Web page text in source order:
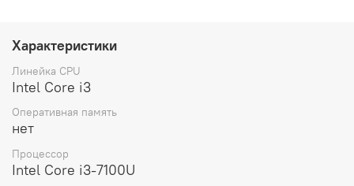
необходимые задачи.
Модель процессора на материнской плате – Intel Core
i3 7100U. Это обеспечивает высокую
Название видеочипа – AMD Radeon R5 M430 4G. Это
позволяет наслаждаться качественной графикой и
плавным воспроизведением видео.
Характеристики
Линейка CPU
Intel Core i3
Оперативная память
нет
Процессор
Intel Core i3-7100U